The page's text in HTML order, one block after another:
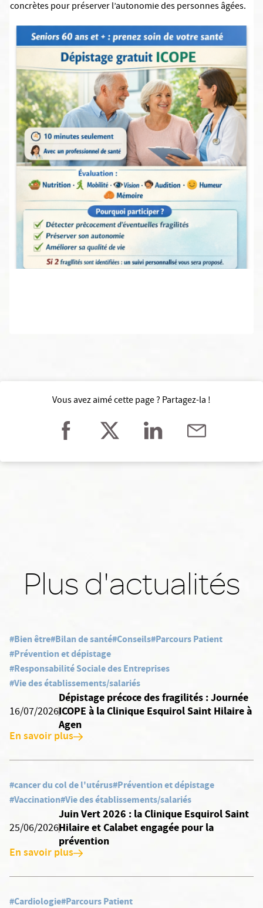
concrètes pour préserver l’autonomie des personnes âgées.
Vous avez aimé cette page ? Partagez-la !
Plus d'actualités
#Bien être#Bilan de santé#Conseils#Parcours Patient
#Prévention et dépistage
#Responsabilité Sociale des Entreprises
#Vie des établissements/salariés
16/07/2026
Dépistage précoce des fragilités : Journée
ICOPE à la Clinique Esquirol Saint Hilaire à
Agen
En savoir plus
#cancer du col de l'utérus#Prévention et dépistage
#Vaccination#Vie des établissements/salariés
25/06/2026
Juin Vert 2026 : la Clinique Esquirol Saint
Hilaire et Calabet engagée pour la
prévention
En savoir plus
#Cardiologie#Parcours Patient